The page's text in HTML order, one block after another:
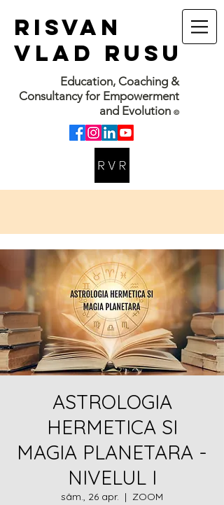
RISVAN
VLAD RUSU
Education, Coaching &
Consultancy for Empowerment
and Evolution ©
ASTROLOGIA
HERMETICA SI
MAGIA PLANETARA -
NIVELUL I
sâm., 26 apr.
  |
ZOOM